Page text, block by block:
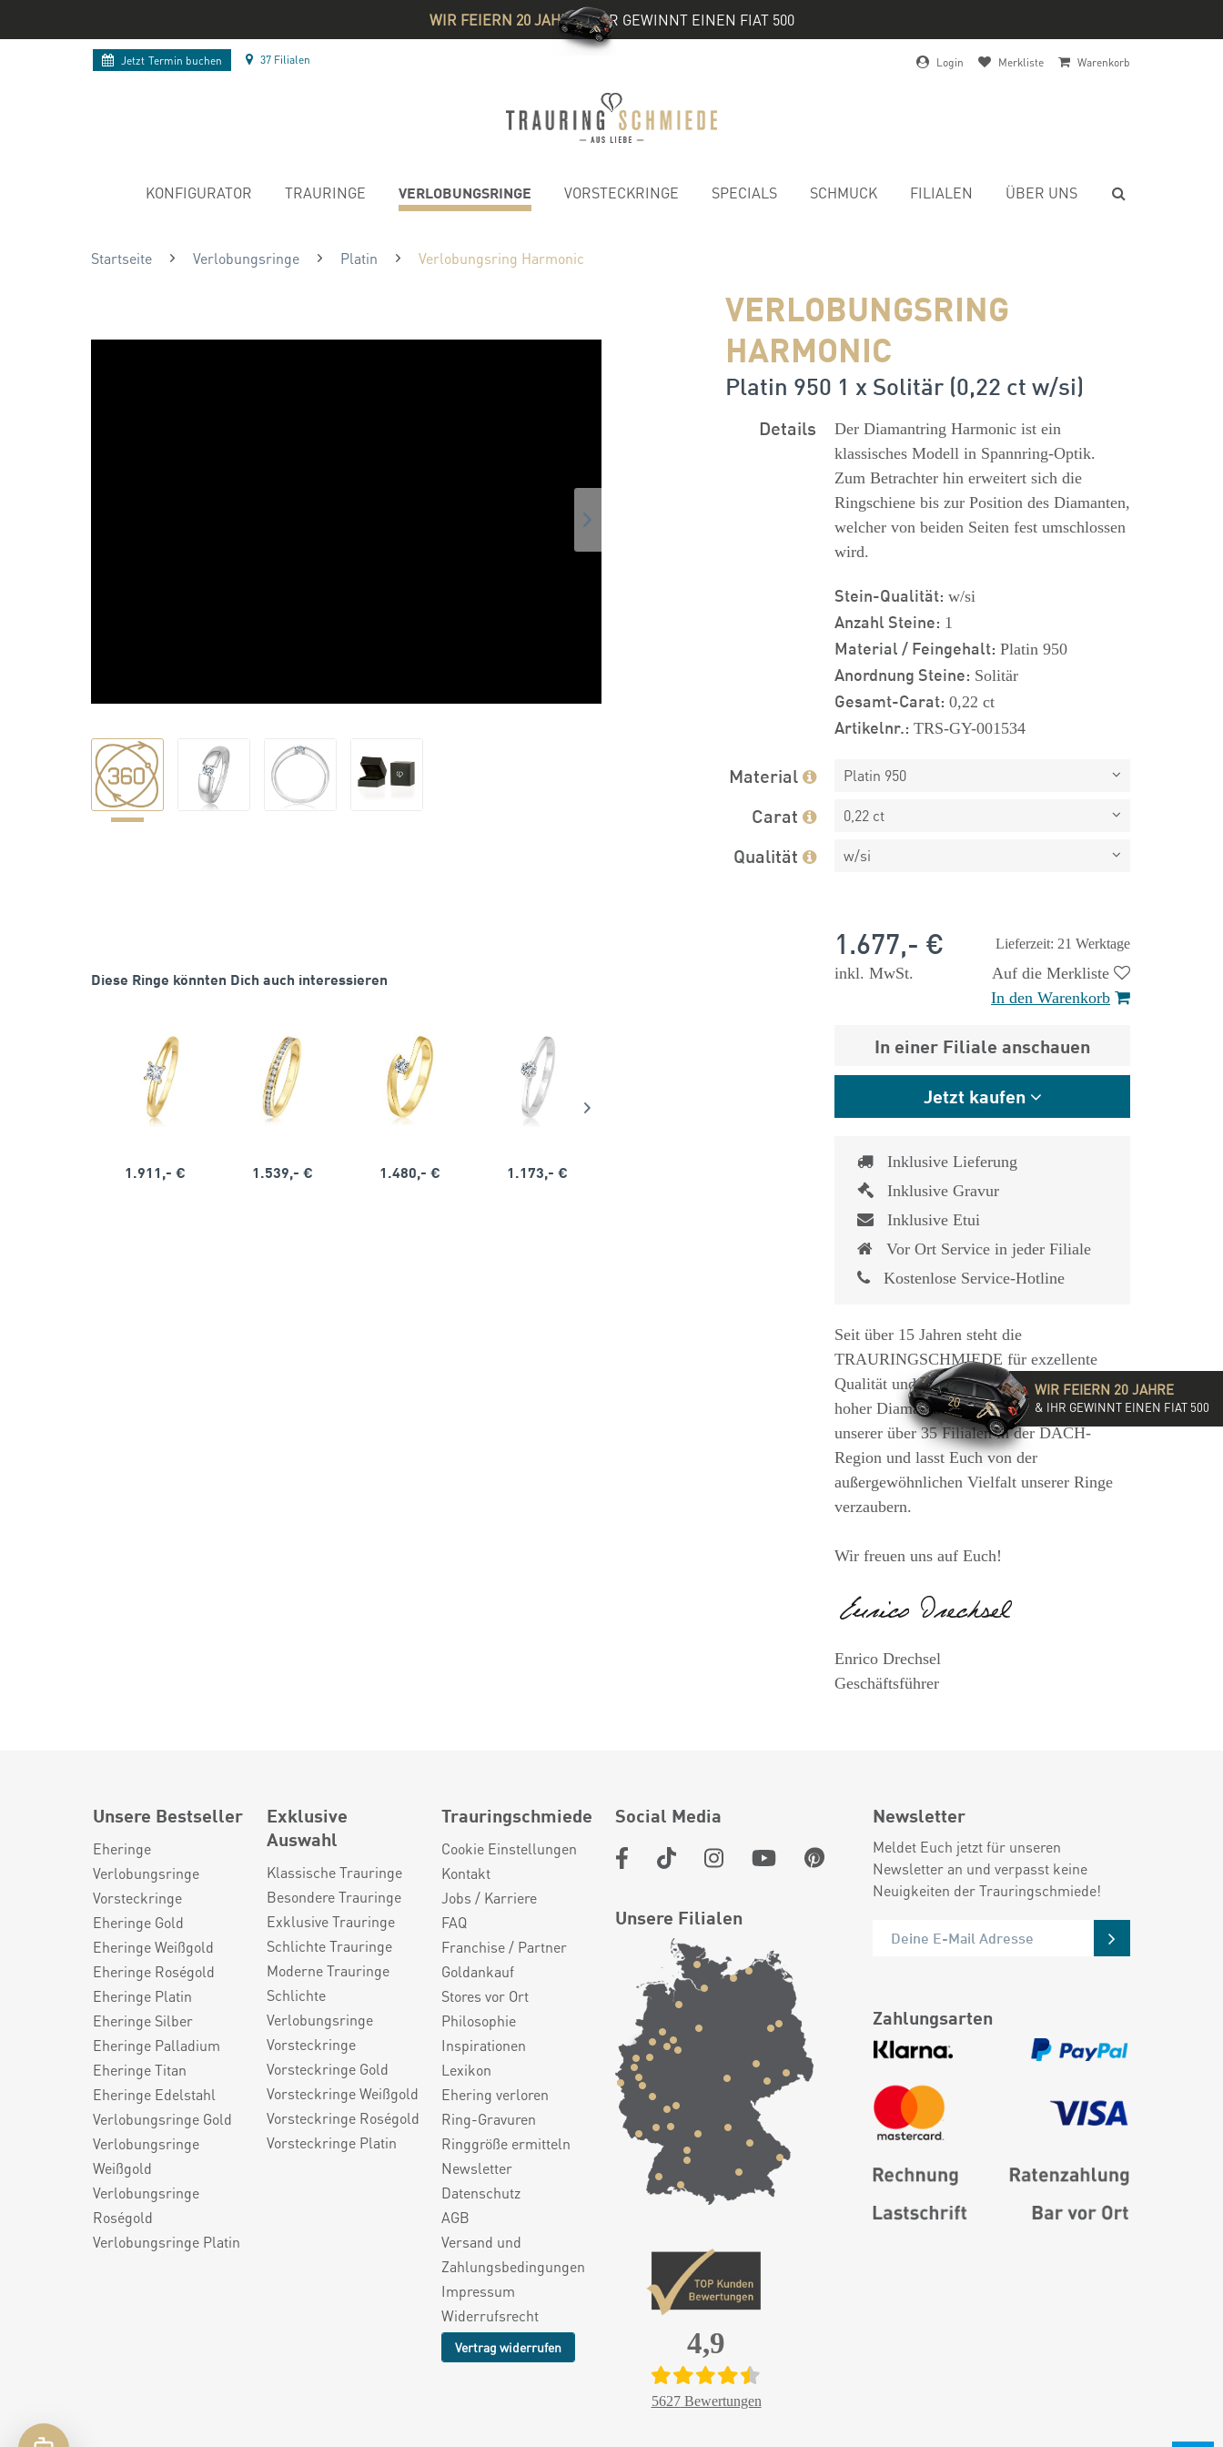
WIR FEIERN 20 JAHRE& IHR GEWINNT EINEN FIAT 500
Jetzt Termin buchen 37 Filialen Login Merkliste Warenkorb
KONFIGURATOR TRAURINGE VERLOBUNGSRINGE VORSTECKRINGE SPECIALS SCHMUCK FILIALEN ÜBER UNS
Startseite Verlobungsringe Platin Verlobungsring Harmonic
VERLOBUNGSRING
HARMONIC
Platin 950 1 x Solitär (0,22 ct w/si)
Diese Ringe könnten Dich auch interessieren
1.911,- € 1.539,- € 1.480,- € 1.173,- € 1.825,- €
Details
Der Diamantring Harmonic ist ein
klassisches Modell in Spannring-Optik.
Zum Betrachter hin erweitert sich die
Ringschiene bis zur Position des Diamanten,
welcher von beiden Seiten fest umschlossen
wird.
Stein-Qualität: w/si
Anzahl Steine: 1
Material / Feingehalt: Platin 950
Anordnung Steine: Solitär
Gesamt-Carat: 0,22 ct
Artikelnr.: TRS-GY-001534
Material Platin 950
Carat 0,22 ct
Qualität w/si
Lieferzeit: 21 Werktage
1.677,- €
inkl. MwSt.
Auf die Merkliste
In den Warenkorb
In einer Filiale anschauen
Jetzt kaufen
Inklusive Lieferung
Inklusive Gravur
Inklusive Etui
Vor Ort Service in jeder Filiale
Kostenlose Service-Hotline
Seit über 15 Jahren steht die
TRAURINGSCHMIEDE für exzellente
Qualität und hochwertige Beratung mit
hoher Diamantkompetenz. Besucht eine
unserer über 35 Filialen in der DACH-
Region und lasst Euch von der
außergewöhnlichen Vielfalt unserer Ringe
verzaubern.
Wir freuen uns auf Euch!
Enrico Drechsel
Geschäftsführer
Unsere Bestseller
Eheringe
Verlobungsringe
Vorsteckringe
Eheringe Gold
Eheringe Weißgold
Eheringe Roségold
Eheringe Platin
Eheringe Silber
Eheringe Palladium
Eheringe Titan
Eheringe Edelstahl
Verlobungsringe Gold
Verlobungsringe
Weißgold
Verlobungsringe
Roségold
Verlobungsringe Platin
Exklusive
Auswahl
Klassische Trauringe
Besondere Trauringe
Exklusive Trauringe
Schlichte Trauringe
Moderne Trauringe
Schlichte
Verlobungsringe
Vorsteckringe
Vorsteckringe Gold
Vorsteckringe Weißgold
Vorsteckringe Roségold
Vorsteckringe Platin
Trauringschmiede
Cookie Einstellungen
Kontakt
Jobs / Karriere
FAQ
Franchise / Partner
Goldankauf
Stores vor Ort
Philosophie
Inspirationen
Lexikon
Ehering verloren
Ring-Gravuren
Ringgröße ermitteln
Newsletter
Datenschutz
AGB
Versand und
Zahlungsbedingungen
Impressum
Widerrufsrecht
Vertrag widerrufen
Social Media
Unsere Filialen
4,9
5627Bewertungen
Newsletter
Meldet Euch jetzt für unseren
Newsletter an und verpasst keine
Neuigkeiten der Trauringschmiede!
Zahlungsarten
WIR FEIERN 20 JAHRE
& IHR GEWINNT EINEN FIAT 500